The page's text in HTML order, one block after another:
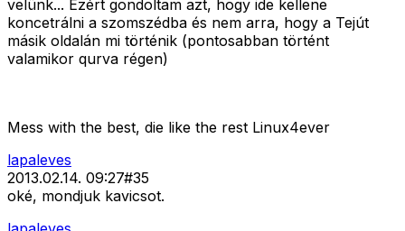
velünk... Ezért gondoltam azt, hogy ide kellene
koncetrálni a szomszédba és nem arra, hogy a Tejút
másik oldalán mi történik (pontosabban történt
valamikor qurva régen)
Mess with the best, die like the rest Linux4ever
lapaleves
2013.02.14. 09:27#35
oké, mondjuk kavicsot.